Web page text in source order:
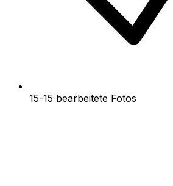
15-15 bearbeitete Fotos